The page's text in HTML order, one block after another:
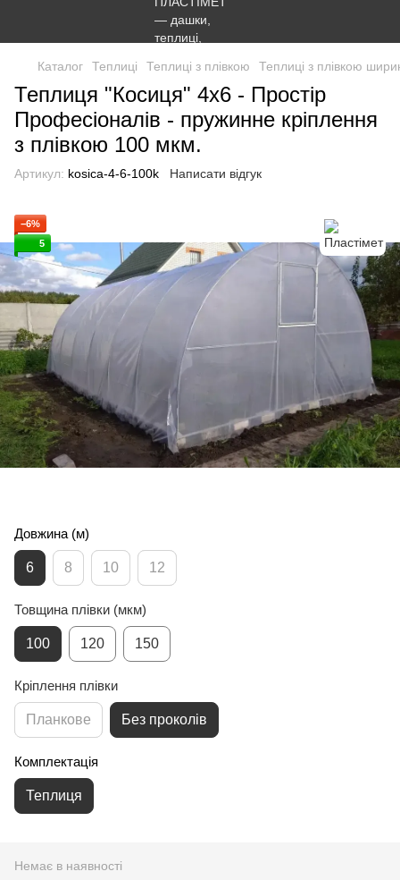
Каталог Теплиці Теплиці з плівкою Теплиці з плівкою
Теплиця "Косиця" 4х6 - Простір
Професіоналів - пружинне кріплення
з плівкою 100 мкм.
Артикул: kosica-4-6-100k Написати відгук
−6%
5
Довжина (м)
6 8 10 12
Товщина плівки (мкм)
100 120 150
Кріплення плівки
Планкове Без проколів
Комплектація
Теплиця
Немає в наявності